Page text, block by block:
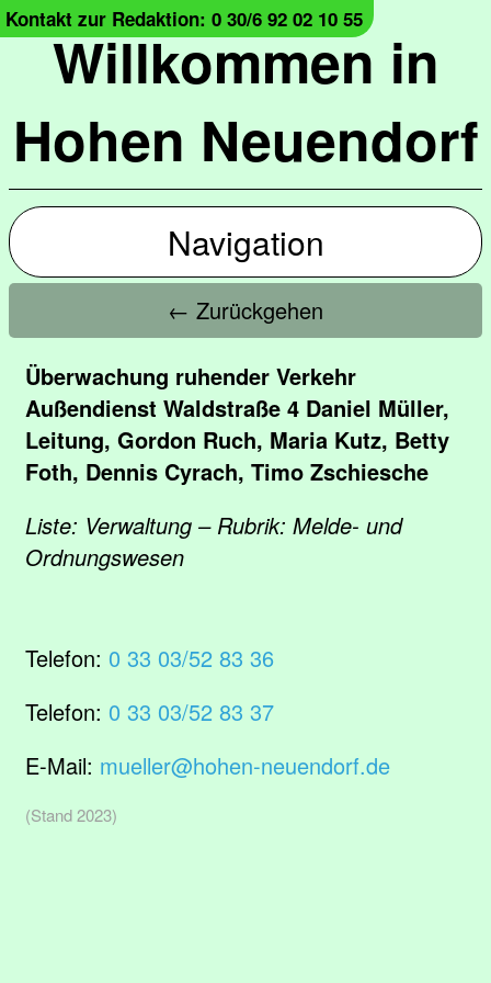
Willkommen in
Hohen Neuendorf
Kontakt zur Redaktion: 0 30/6 92 02 10 55
Navigation
← Zurückgehen
Überwachung ruhender Verkehr
Außendienst Waldstraße 4 Daniel Müller,
Leitung, Gordon Ruch, Maria Kutz, Betty
Foth, Dennis Cyrach, Timo Zschiesche
Liste: Verwaltung – Rubrik: Melde- und
Ordnungswesen
Telefon: 0 33 03/52 83 36
Telefon: 0 33 03/52 83 37
E-Mail: mueller@hohen-neuendorf.de
(Stand 2023)